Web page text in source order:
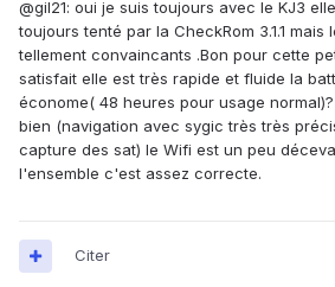
@gil21: oui je suis toujours avec le KJ3
toujours tenté par la CheckRom 3.1.1
tellement convaincants .Bon pour cette
satisfait elle est très rapide et fluide la
économe( 48 heures pour usage
bien (navigation avec sygic très très
capture des sat) le Wifi est un peu
l'ensemble c'est assez correcte.
Citer